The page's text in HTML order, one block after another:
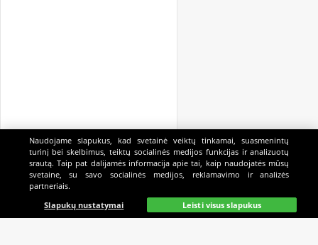
Pagrindinis Gyvai Paieška Mano Kazino
Naudojame slapukus, kad svetainė veiktų tinkamai, suasmenintų
turinį bei skelbimus, teiktų socialinės medijos funkcijas ir analizuotų
srautą. Taip pat dalijamės informacija apie tai, kaip naudojatės mūsų
svetaine, su savo socialinės medijos, reklamavimo ir analizės
partneriais.
Slapukų nustatymai
Leisti visus slapukus